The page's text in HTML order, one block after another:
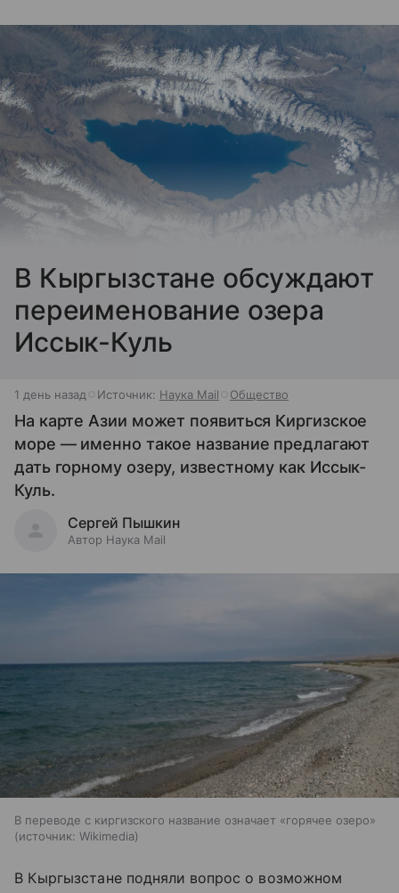
В Кыргызстане обсуждают
переименование озера
Иссык-Куль
1 день назад Источник: Наука Mail Общество
На карте Азии может появиться Киргизское
море — именно такое название предлагают
дать горному озеру, известному как Иссык-
Куль.
Сергей Пышкин
Автор Наука Mail
В переводе с киргизского название означает «горячее озеро»
источник: Wikimedia
В Кыргызстане подняли вопрос о возможном